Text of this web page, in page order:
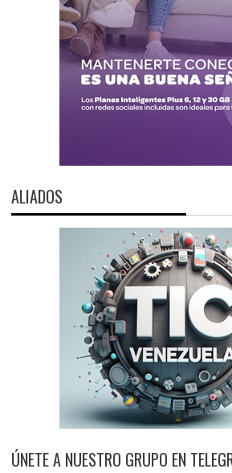
ALIADOS
ÚNETE A NUESTRO GRUPO EN